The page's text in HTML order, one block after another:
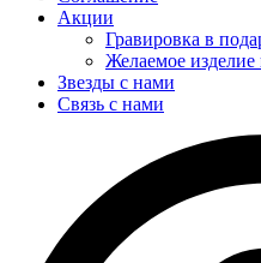
Акции
Гравировка в
Желаемое изделие
Звезды с нами
Связь с нами